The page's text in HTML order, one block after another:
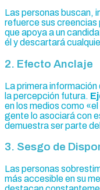
Las personas buscan,
refuerce sus
que apoya a un
él y descartará
2. Efecto Anclaje
La primera
la percepción futura.
en los medios como
gente lo asociará con
demuestra ser parte
3. Sesgo de
Las personas
más accesible en su